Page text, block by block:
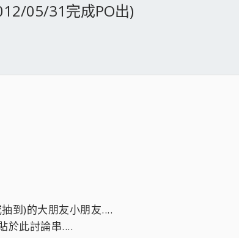
05/31完成PO出)
到)的大朋友小朋友....
於此討論串....